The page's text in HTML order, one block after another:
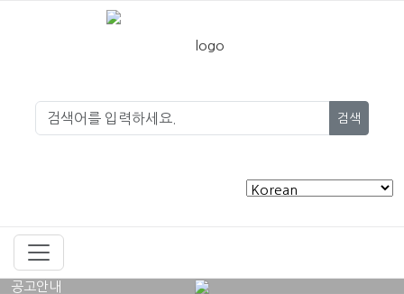
검색
공고안내